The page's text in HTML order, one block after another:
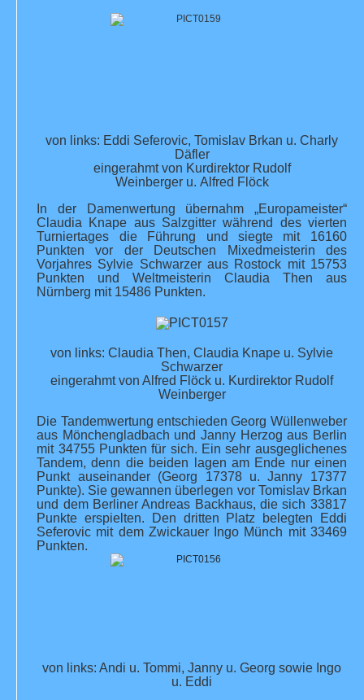
von links: Eddi Seferovic, Tomislav Brkan u. Charly
Däfler
eingerahmt von Kurdirektor Rudolf
Weinberger u. Alfred Flöck
In der Damenwertung übernahm „Europameister“
Claudia Knape aus Salzgitter während des vierten
Turniertages die Führung und siegte mit 16160
Punkten vor der Deutschen Mixedmeisterin des
Vorjahres Sylvie Schwarzer aus Rostock mit 15753
Punkten und Weltmeisterin Claudia Then aus
Nürnberg mit 15486 Punkten.
von links: Claudia Then, Claudia Knape u. Sylvie
Schwarzer
eingerahmt von Alfred Flöck u. Kurdirektor Rudolf
Weinberger
Die Tandemwertung entschieden Georg Wüllenweber
aus Mönchengladbach und Janny Herzog aus Berlin
mit 34755 Punkten für sich. Ein sehr ausgeglichenes
Tandem, denn die beiden lagen am Ende nur einen
Punkt auseinander (Georg 17378 u. Janny 17377
Punkte). Sie gewannen überlegen vor Tomislav Brkan
und dem Berliner Andreas Backhaus, die sich 33817
Punkte erspielten. Den dritten Platz belegten Eddi
Seferovic mit dem Zwickauer Ingo Münch mit 33469
Punkten.
von links: Andi u. Tommi, Janny u. Georg sowie Ingo
u. Eddi